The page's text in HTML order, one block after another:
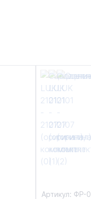
Артикул: ФР-